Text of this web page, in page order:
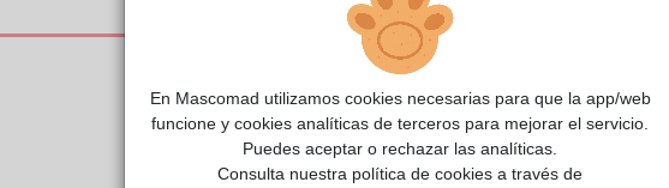
En Mascomad utilizamos cookies necesarias para que la app/web
funcione y cookies analíticas de terceros para mejorar el servicio.
Puedes aceptar o rechazar las analíticas.
Consulta nuestra política de cookies a través de